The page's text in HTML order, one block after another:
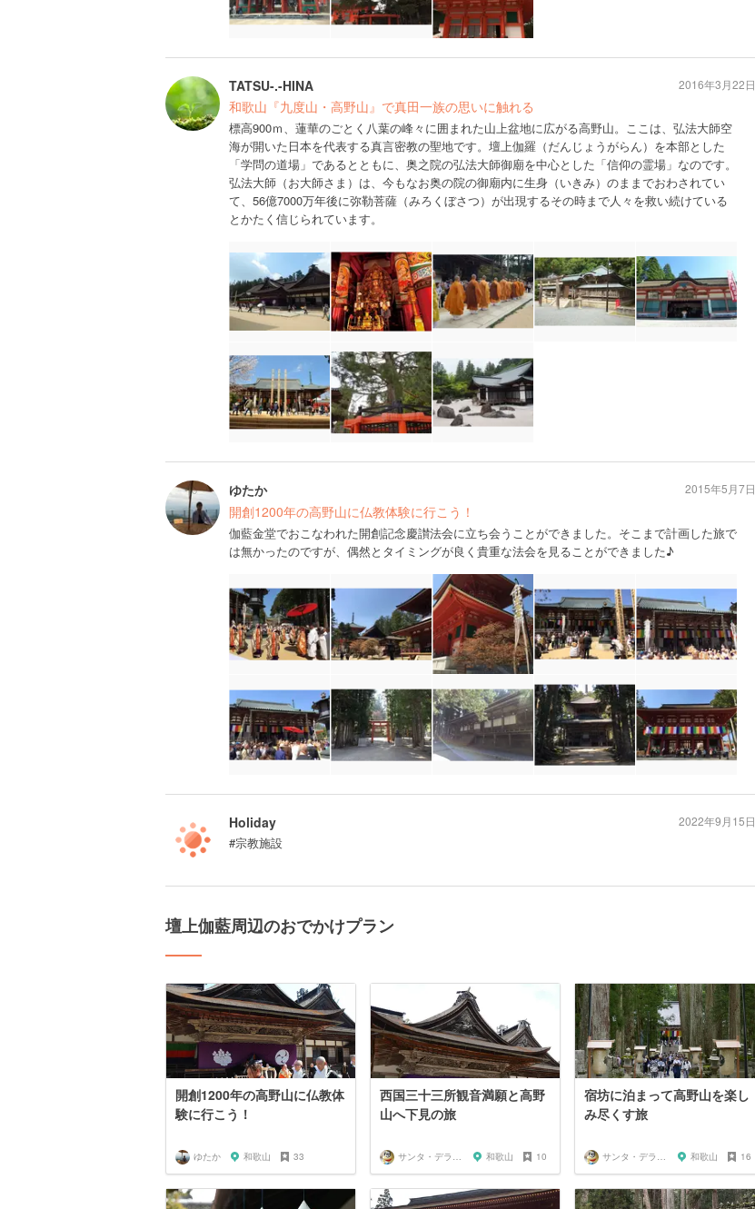
TATSU-.-HINA
和歌山『九度山・高野山』で真田一族の思いに触れる
標高900ｍ、蓮華のごとく八葉の峰々に囲まれた山上盆地に広がる高野山。ここは、弘法大師空
海が開いた日本を代表する真言密教の聖地です。壇上伽羅（だんじょうがらん）を本部とした
「学問の道場」であるとともに、奥之院の弘法大師御廟を中心とした「信仰の霊場」なのです。
弘法大師（お大師さま）は、今もなお奥の院の御廟内に生身（いきみ）のままでおわされてい
て、56億7000万年後に弥勒菩薩（みろくぼさつ）が出現するその時まで人々を救い続けている
とかたく信じられています。
2016年3月22日
ゆたか
開創1200年の高野山に仏教体験に行こう！
伽藍金堂でおこなわれた開創記念慶讃法会に立ち会うことができました。そこまで計画した旅で
は無かったのですが、偶然とタイミングが良く貴重な法会を見ることができました♪
2015年5月7日
Holiday
#宗教施設
2022年9月15日
壇上伽藍周辺のおでかけプラン
開創1200年の高野山に仏教体
験に行こう！
ゆたか 和歌山 33
西国三十三所観音満願と高野
山へ下見の旅
サンタ・デラックス 和歌山 10
宿坊に泊まって高野山を楽し
み尽くす旅
サンタ・デラックス 和歌山 16